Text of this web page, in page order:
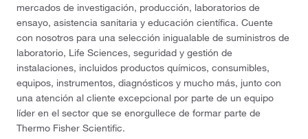
mercados de investigación, producción, laboratorios de
ensayo, asistencia sanitaria y educación científica. Cuente
con nosotros para una selección inigualable de suministros de
laboratorio, Life Sciences, seguridad y gestión de
instalaciones, incluidos productos químicos, consumibles,
equipos, instrumentos, diagnósticos y mucho más, junto con
una atención al cliente excepcional por parte de un equipo
líder en el sector que se enorgullece de formar parte de
Thermo Fisher Scientific.